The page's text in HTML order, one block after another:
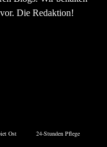
Die Redaktion!
Ost 24-Stunden Pflege